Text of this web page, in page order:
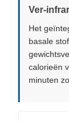
Ver-
Het
basale
calorieën
minuten